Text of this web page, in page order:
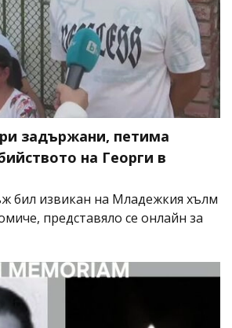
задържани, петима
на Георги в
бил извикан на Младежкия хълм
представяло се онлайн за